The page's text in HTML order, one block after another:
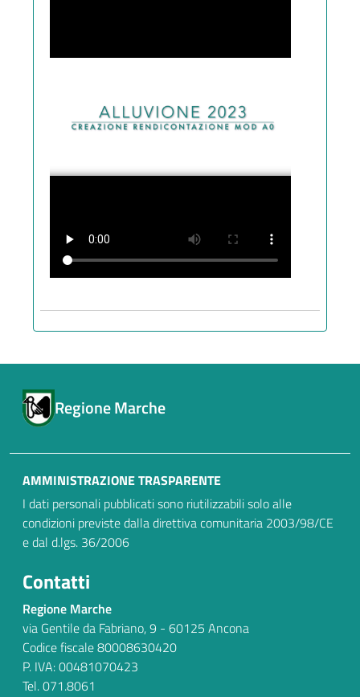
Regione Marche
AMMINISTRAZIONE TRASPARENTE
I dati personali pubblicati sono riutilizzabili solo alle
condizioni previste dalla direttiva comunitaria 2003/98/CE
e dal d.lgs. 36/2006
Contatti
Regione Marche
via Gentile da Fabriano, 9 - 60125 Ancona
Codice fiscale 80008630420
P. IVA: 00481070423
Tel. 071.8061